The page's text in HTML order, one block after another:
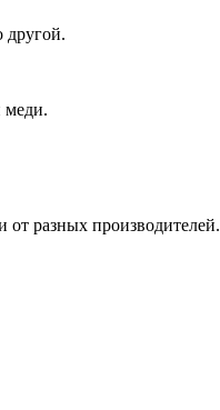
другой.
меди.
разных производителей.